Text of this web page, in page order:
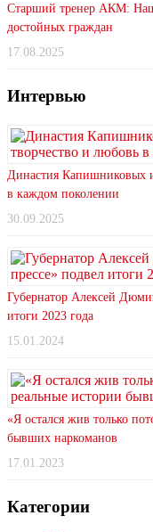
Старший тренер АКМ:
достойных граждан
17.08.2025
Интервью
Династия Капишниковых
в каждом поколении
30.09.2025
Губернатор Алексей
итоги 2023 года
15.01.2024
«Я остался жив только
бывших наркоманов
17.01.2023
Категории